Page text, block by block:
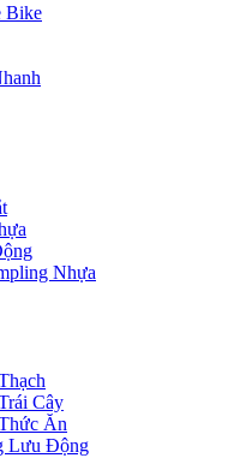
Bike
Nhựa
Cây
Ăn
Lưu Động